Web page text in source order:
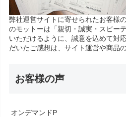
弊社運営サイトに寄せられたお客様
のモットーは「親切・誠実・スピー
いただけるように、誠意を込めて対
だいたご感想は、サイト運営や商品
お客様の声
オンデマンドP